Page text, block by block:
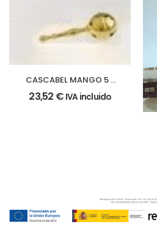
CASCABEL MANGO 5 x
15 cm.
23,52 € IVA incluido